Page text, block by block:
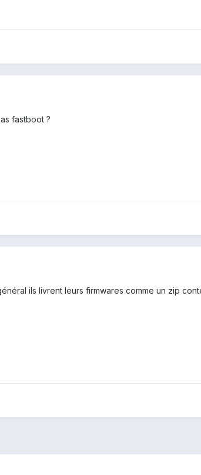
fastboot ?
ils livrent leurs firmwares comme un zip